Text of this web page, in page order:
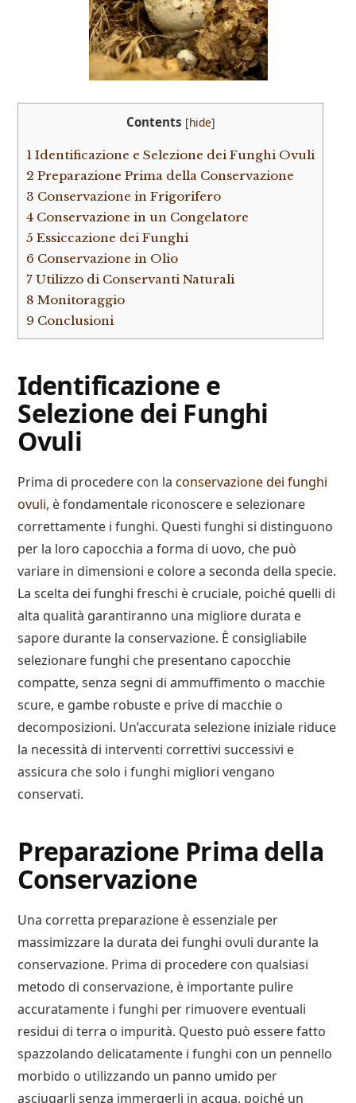
Contents [hide]
1 Identificazione e Selezione dei Funghi Ovuli
2 Preparazione Prima della Conservazione
3 Conservazione in Frigorifero
4 Conservazione in un Congelatore
5 Essiccazione dei Funghi
6 Conservazione in Olio
7 Utilizzo di Conservanti Naturali
8 Monitoraggio
9 Conclusioni
Identificazione e
Selezione dei Funghi
Ovuli
Prima di procedere con laconservazione dei funghi
ovuli, è fondamentale riconoscere e selezionare
correttamente i funghi. Questi funghi si distinguono
per la loro capocchia a forma di uovo, che può
variare in dimensioni e colore a seconda della specie.
La scelta dei funghi freschi è cruciale, poiché quelli di
alta qualità garantiranno una migliore durata e
sapore durante la conservazione. È consigliabile
selezionare funghi che presentano capocchie
compatte, senza segni di ammuffimento o macchie
scure, e gambe robuste e prive di macchie o
decomposizioni. Un’accurata selezione iniziale riduce
la necessità di interventi correttivi successivi e
assicura che solo i funghi migliori vengano
conservati.
Preparazione Prima della
Conservazione
Una corretta preparazione è essenziale per
massimizzare la durata dei funghi ovuli durante la
conservazione. Prima di procedere con qualsiasi
metodo di conservazione, è importante pulire
accuratamente i funghi per rimuovere eventuali
residui di terra o impurità. Questo può essere fatto
spazzolando delicatamente i funghi con un pennello
morbido o utilizzando un panno umido per
asciugarli senza immergerli in acqua, poiché un